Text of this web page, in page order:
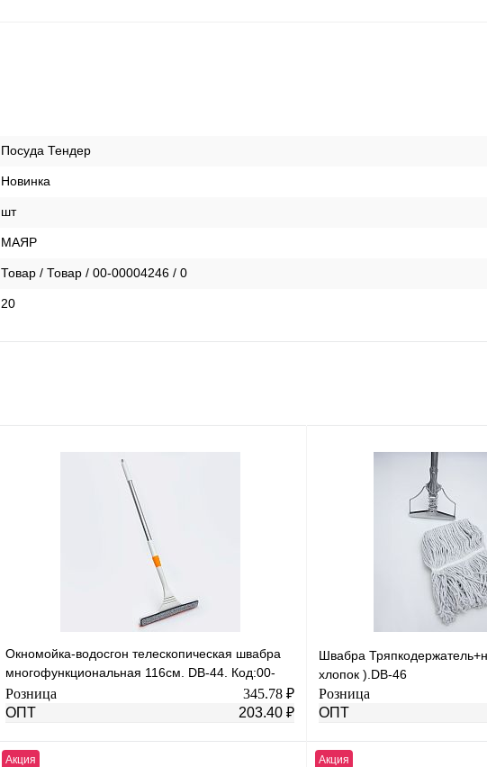
Посуда Тендер
Новинка
шт
МАЯР
Товар / Товар / 00-00004246 / 0
20
Окномойка-водосгон телескопическая швабра
многофункциональная 116см. DB-44. Код:00-
00004614
Розница
345.78 ₽
ОПТ
203.40 ₽
Швабра
хлопок ).DB-46
Розница
ОПТ
Акция Акция